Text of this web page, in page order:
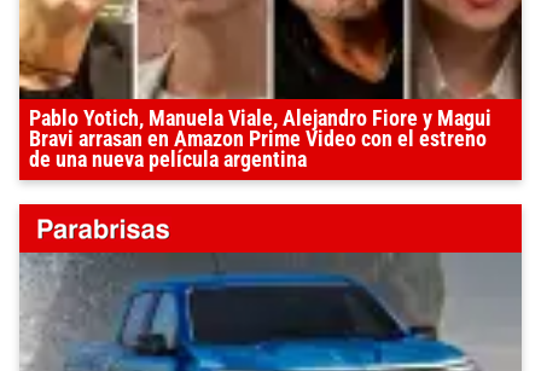
Pablo Yotich, Manuela Viale, Alejandro Fiore y Magui
Bravi arrasan en Amazon Prime Video con el estreno
de una nueva película argentina